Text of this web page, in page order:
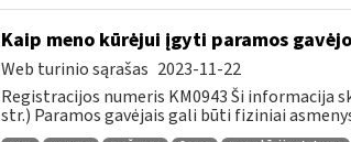
Kaip meno kūrėjui įgyti paramos
Web turinio sąrašas 2023-11-22
Registracijos numeris KM0943 Ši informacija
str.) Paramos gavėjais gali būti fiziniai